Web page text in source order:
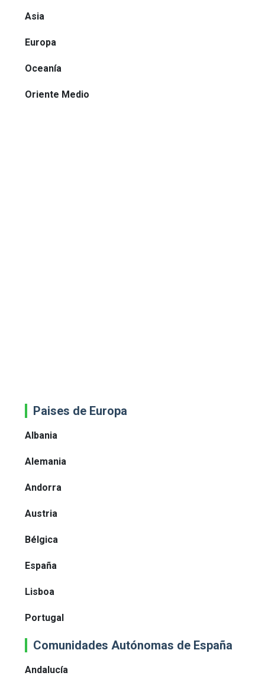
Asia
Europa
Oceanía
Oriente Medio
Paises de Europa
Albania
Alemania
Andorra
Austria
Bélgica
España
Lisboa
Portugal
Comunidades Autónomas de España
Andalucía